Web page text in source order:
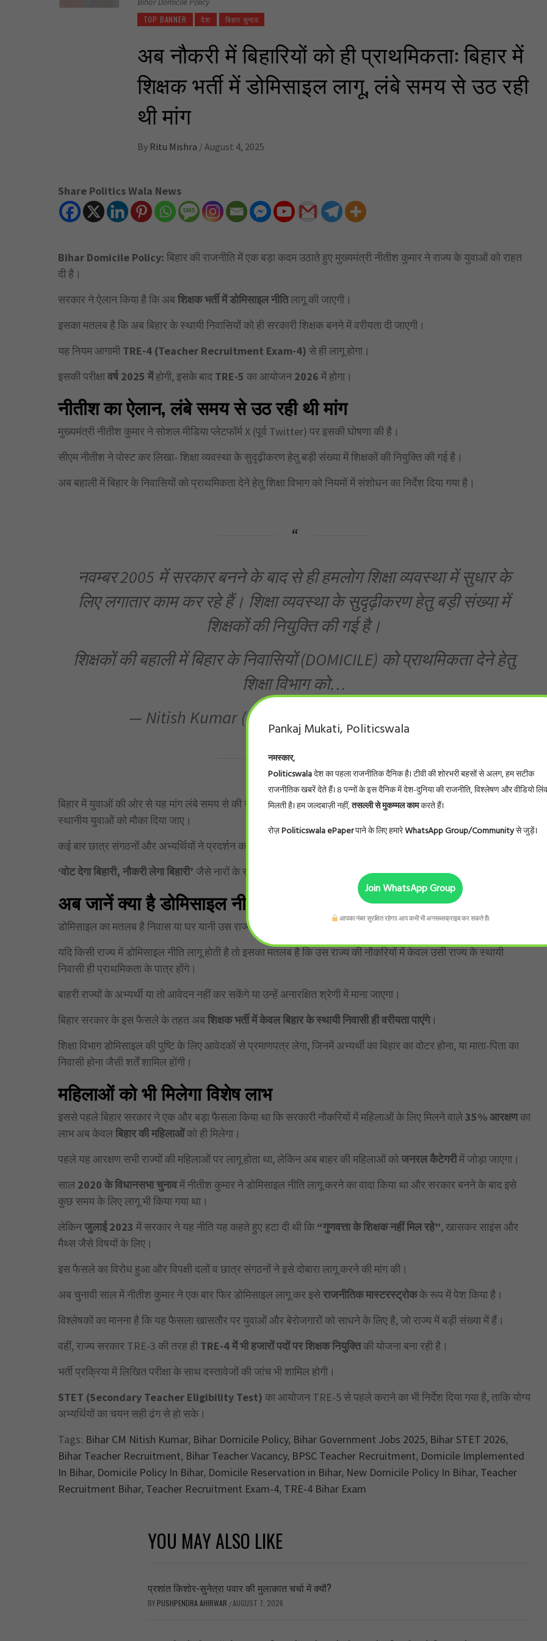
TOP BANNER देश बिहार चुनाव
अब नौकरी में बिहारियों को ही प्राथमिकता: बिहार में
शिक्षक भर्ती में डोमिसाइल लागू, लंबे समय से उठ रही
थी मांग
By Ritu Mishra / August 4, 2025
Share Politics Wala News
Bihar Domicile Policy: बिहार की राजनीति में एक बड़ा कदम उठाते हुए मुख्यमंत्री नीतीश कुमार ने राज्य के युवाओं को राहत
दी है।
सरकार ने ऐलान किया है कि अबशिक्षक भर्ती में डोमिसाइल नीतिलागू की जाएगी।
इसका मतलब है कि अब बिहार के स्थायी निवासियों को ही सरकारी शिक्षक बनने में वरीयता दी जाएगी।
यह नियम आगामी TRE-4 (Teacher Recruitment Exam-4) से ही लागू होगा।
इसकी परीक्षावर्ष 2025 मेंहोगी, इसके बाद TRE-5 का आयोजन 2026 में होगा।
नीतीश का ऐलान, लंबे समय से उठ रही थी मांग
मुख्यमंत्री नीतीश कुमार ने सोशल मीडिया प्लेटफॉर्म X (पूर्व Twitter) पर इसकी घोषणा की है।
सीएम नीतीश ने पोस्ट कर लिखा- शिक्षा व्यवस्था के सुदृढ़ीकरण हेतु बड़ी संख्या में शिक्षकों की नियुक्ति की गई है।
अब बहाली में बिहार के निवासियों को प्राथमिकता देने हेतु शिक्षा विभाग को नियमों में संशोधन का निर्देश दिया गया है।
नवम्बर 2005 में सरकार बनने के बाद से ही हमलोग शिक्षा व्यवस्था में सुधार के
लिए लगातार काम कर रहे हैं। शिक्षा व्यवस्था के सुदृढ़ीकरण हेतु बड़ी संख्या में
शिक्षकों की नियुक्ति की गई है।
शिक्षकों की बहाली में बिहार के निवासियों (DOMICILE) को प्राथमिकता देने हेतु
शिक्षा विभाग को…
— Nitish Kumar (@NitishKumar)
बिहार में युवाओं की ओर से यह मांग लंबे समय से की जा रही थी कि राज्य की सरकारी नौकरियों में बाहरी अभ्यर्थियों की जगह
स्थानीय युवाओं को मौका दिया जाए।
कई बार छात्र संगठनों और अभ्यर्थियों ने प्रदर्शन कर यह मुद्दा उठाया, खासकर शिक्षक भर्ती को लेकर।
‘वोट देगा बिहारी, नौकरी लेगा बिहारी’ जैसे नारों के साथ छात्र पटना के गांधी मैदान में धरना-प्रदर्शन कर चुके हैं।
अब जानें क्या है डोमिसाइल नीति?
डोमिसाइल का मतलब है निवास या घर यानी उस राज्य का निवासी
यदि किसी राज्य में डोमिसाइल नीति लागू होती है तो इसका मतलब है कि उस राज्य की नौकरियों में केवल उसी राज्य के स्थायी
निवासी ही प्राथमिकता के पात्र होंगे।
बाहरी राज्यों के अभ्यर्थी या तो आवेदन नहीं कर सकेंगे या उन्हें अनारक्षित श्रेणी में माना जाएगा।
बिहार सरकार के इस फैसले के तहत अबशिक्षक भर्ती में केवल बिहार के स्थायी निवासी ही वरीयता पाएंगे।
शिक्षा विभाग डोमिसाइल की पुष्टि के लिए आवेदकों से प्रमाणपत्र लेगा, जिनमें अभ्यर्थी का बिहार का वोटर होना, या माता-पिता का
निवासी होना जैसी शर्तें शामिल होंगी।
महिलाओं को भी मिलेगा विशेष लाभ
इससे पहले बिहार सरकार ने एक और बड़ा फैसला किया था कि सरकारी नौकरियों में महिलाओं के लिए मिलने वाले35% आरक्षणका
लाभ अब केवलबिहार की महिलाओंको ही मिलेगा।
पहले यह आरक्षण सभी राज्यों की महिलाओं पर लागू होता था, लेकिन अब बाहर की महिलाओं कोजनरल कैटेगरीमें जोड़ा जाएगा।
साल 2020 के विधानसभा चुनावमें नीतीश कुमार ने डोमिसाइल नीति लागू करने का वादा किया था और सरकार बनने के बाद इसे
कुछ समय के लिए लागू भी किया गया था।
लेकिनजुलाई 2023 में सरकार ने यह नीति यह कहते हुए हटा दी थी कि“गुणवत्ता के शिक्षक नहीं मिल रहे”, खासकर साइंस और
मैथ्स जैसे विषयों के लिए।
इस फैसले का विरोध हुआ और विपक्षी दलों व छात्र संगठनों ने इसे दोबारा लागू करने की मांग की।
अब चुनावी साल में नीतीश कुमार ने एक बार फिर डोमिसाइल लागू कर इसेराजनीतिक मास्टरस्ट्रोकके रूप में पेश किया है।
विश्लेषकों का मानना है कि यह फैसला खासतौर पर युवाओं और बेरोजगारों को साधने के लिए है, जो राज्य में बड़ी संख्या में हैं।
वहीं, राज्य सरकार TRE-3 की तरह ही TRE-4 में भी हजारों पदों पर शिक्षक नियुक्तिकी योजना बना रही है।
भर्ती प्रक्रिया में लिखित परीक्षा के साथ दस्तावेजों की जांच भी शामिल होगी।
STET (Secondary Teacher Eligibility Test) का आयोजन TRE-5 से पहले कराने का भी निर्देश दिया गया है, ताकि योग्य
अभ्यर्थियों का चयन सही ढंग से हो सके।
Tags: Bihar CM Nitish Kumar, Bihar Domicile Policy, Bihar Government Jobs 2025, Bihar STET 2026,
Bihar Teacher Recruitment, Bihar Teacher Vacancy, BPSC Teacher Recruitment, Domicile Implemented
In Bihar, Domicile Policy In Bihar, Domicile Reservation in Bihar, New Domicile Policy In Bihar, Teacher
Recruitment Bihar, Teacher Recruitment Exam-4, TRE-4 Bihar Exam
YOU MAY ALSO LIKE
प्रशांत किशोर-सुनेत्रा पवार की मुलाकात चर्चा में क्यों?
BY PUSHPENDRA AHIRWAR /AUGUST 7, 2026
Pankaj Mukati, Politicswala
नमस्कार,
Politicswalaदेश का पहला राजनीतिक दैनिक है। टीवी की शोरभरी बहसों से अलग, हम सटीक
राजनीतिक खबरें देते हैं। 8 पन्नों के इस दैनिक में देश-दुनिया की राजनीति, विश्लेषण और वीडियो
मिलती है। हम जल्दबाज़ी नहीं,तसल्ली से मुकम्मल कामकरते हैं।
रोज़Politicswala ePaperपाने के लिए हमारेWhatsApp Group/Communityसे जुड़ें।
Join WhatsApp Group
आपका नंबर सुरक्षित रहेगा। आप कभी भी अनसब्सक्राइब कर सकते हैं।